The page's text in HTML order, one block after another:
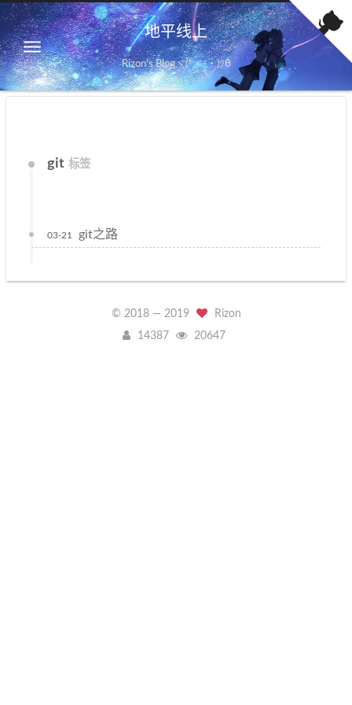
地平线上
Rizon's Blogヾ(*・-・)ﾂθ
git 标签
git之路
03-21
© 2018 — 2019
Rizon
14387
20647